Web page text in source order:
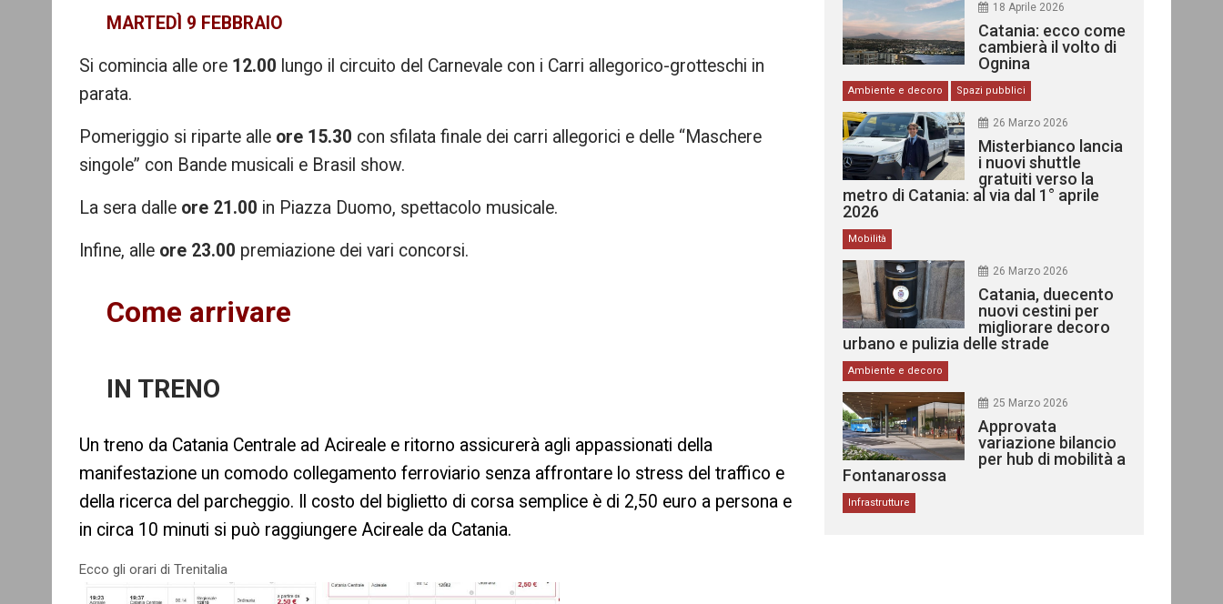
MARTEDÌ 9 FEBBRAIO
Si comincia alle ore 12.00 lungo il circuito del Carnevale con i Carri allegorico-grotteschi in
parata.
Pomeriggio si riparte alle ore 15.30 con sfilata finale dei carri allegorici e delle “Maschere
singole” con Bande musicali e Brasil show.
La sera dalle ore 21.00 in Piazza Duomo, spettacolo musicale.
Infine, alle ore 23.00 premiazione dei vari concorsi.
Come arrivare
IN TRENO
Un treno da Catania Centrale ad Acireale e ritorno assicurerà agli appassionati della
manifestazione un comodo collegamento ferroviario senza affrontare lo stress del traffico e
della ricerca del parcheggio. Il costo del biglietto di corsa semplice è di 2,50 euro a persona e
in circa 10 minuti si può raggiungere Acireale da Catania.
Ecco gli orari di Trenitalia
18 Aprile 2026
Catania: ecco come
cambierà il volto di
Ognina
Ambiente e decoro Spazi pubblici
26 Marzo 2026
Misterbianco lancia
i nuovi shuttle
gratuiti verso la
metro di Catania: al via dal 1° aprile
2026
Mobilità
26 Marzo 2026
Catania, duecento
nuovi cestini per
migliorare decoro
urbano e pulizia delle strade
Ambiente e decoro
25 Marzo 2026
Approvata
variazione bilancio
per hub di mobilità a
Fontanarossa
Infrastrutture